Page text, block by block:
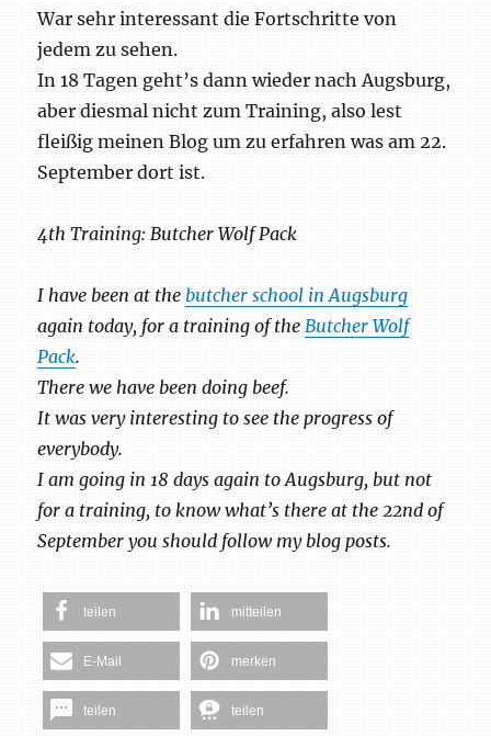
War sehr interessant die Fortschritte von
jedem zu sehen.
In 18 Tagen geht’s dann wieder nach Augsburg,
aber diesmal nicht zum Training, also lest
fleißig meinen Blog um zu erfahren was am 22.
September dort ist.
4th Training: Butcher Wolf Pack
I have been at the butcher school in Augsburg
again today, for a training of the Butcher Wolf
Pack.
There we have been doing beef.
It was very interesting to see the progress of
everybody.
I am going in 18 days again to Augsburg, but not
for a training, to know what’s there at the 22nd of
September you should follow my blog posts.
teilen mitteilen
E-Mail merken
teilen teilen